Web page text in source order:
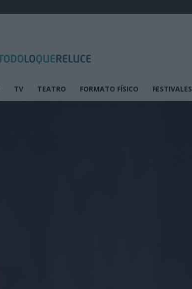
cine
todo
que
TV TEATRO FORMATO FÍSICO FESTIVALES